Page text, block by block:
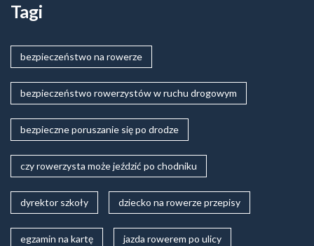
Tagi
bezpieczeństwo na rowerze
bezpieczeństwo rowerzystów w ruchu drogowym
bezpieczne poruszanie się po drodze
czy rowerzysta może jeździć po chodniku
dyrektor szkoły dziecko na rowerze przepisy
egzamin na kartę jazda rowerem po ulicy